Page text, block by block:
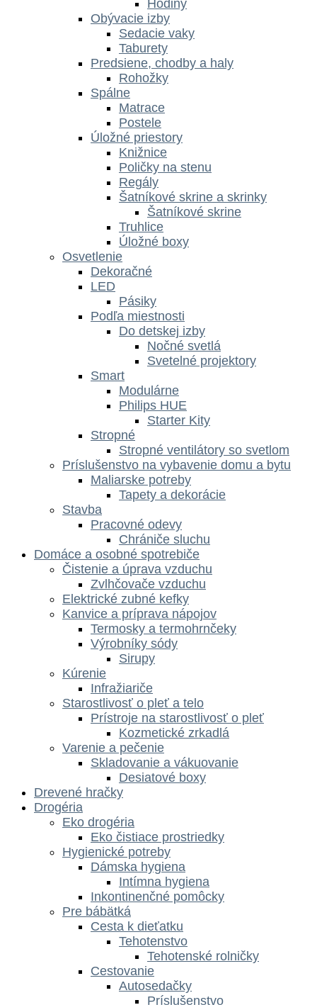
Hodiny
Obývacie izby
Sedacie vaky
Taburety
Predsiene, chodby a haly
Rohožky
Spálne
Matrace
Postele
Úložné priestory
Knižnice
Poličky na stenu
Regály
Šatníkové skrine a skrinky
Šatníkové skrine
Truhlice
Úložné boxy
Osvetlenie
Dekoračné
LED
Pásiky
Podľa miestnosti
Do detskej izby
Nočné svetlá
Svetelné projektory
Smart
Modulárne
Philips HUE
Starter Kity
Stropné
Stropné ventilátory so svetlom
Príslušenstvo na vybavenie domu a bytu
Maliarske potreby
Tapety a dekorácie
Stavba
Pracovné odevy
Chrániče sluchu
Domáce a osobné spotrebiče
Čistenie a úprava vzduchu
Zvlhčovače vzduchu
Elektrické zubné kefky
Kanvice a príprava nápojov
Termosky a termohrnčeky
Výrobníky sódy
Sirupy
Kúrenie
Infražiariče
Starostlivosť o pleť a telo
Prístroje na starostlivosť o pleť
Kozmetické zrkadlá
Varenie a pečenie
Skladovanie a vákuovanie
Desiatové boxy
Drevené hračky
Drogéria
Eko drogéria
Eko čistiace prostriedky
Hygienické potreby
Dámska hygiena
Intímna hygiena
Inkontinenčné pomôcky
Pre bábätká
Cesta k dieťatku
Tehotenstvo
Tehotenské rolničky
Cestovanie
Autosedačky
Príslušenstvo